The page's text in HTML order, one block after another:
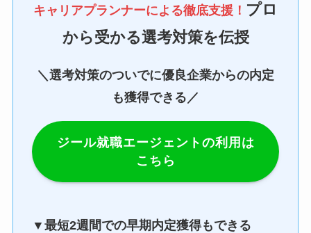
キャリアプランナーによる徹底支援！ プロ
から受かる選考対策を伝授
＼選考対策のついでに優良企業からの内定
も獲得できる／
ジール就職エージェントの利用は
こちら
▼最短2週間での早期内定獲得もできる